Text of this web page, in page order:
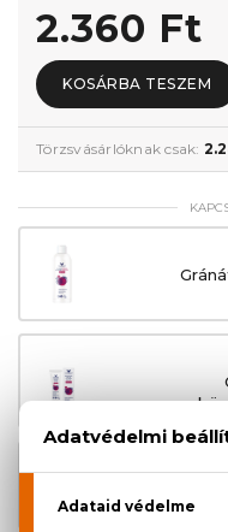
2.360 Ft
KOSÁRBA TESZEM
Törzsvásárlóknak csak:
Gránátalma